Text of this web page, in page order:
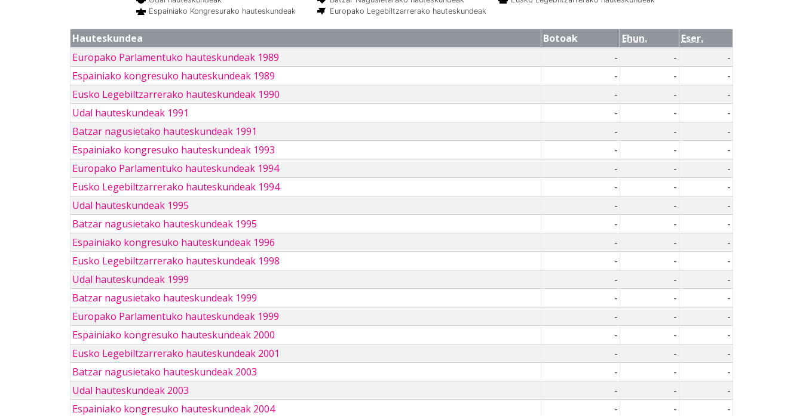
Espainiako Kongresurako hauteskundeak
Europako Legebiltzarrerako hauteskundeak
Hauteskundea Botoak Ehun.
Eser.
Europako Parlamentuko hauteskundeak 1989
- -
-
Espainiako kongresuko hauteskundeak 1989
- -
-
Eusko Legebiltzarrerako hauteskundeak 1990
- -
-
Udal hauteskundeak 1991
- -
-
Batzar nagusietako hauteskundeak 1991
- -
-
Espainiako kongresuko hauteskundeak 1993
- -
-
Europako Parlamentuko hauteskundeak 1994
- -
-
Eusko Legebiltzarrerako hauteskundeak 1994
- -
-
Udal hauteskundeak 1995
- -
-
Batzar nagusietako hauteskundeak 1995
- -
-
Espainiako kongresuko hauteskundeak 1996
- -
-
Eusko Legebiltzarrerako hauteskundeak 1998
- -
-
Udal hauteskundeak 1999
- -
-
Batzar nagusietako hauteskundeak 1999
- -
-
Europako Parlamentuko hauteskundeak 1999
- -
-
Espainiako kongresuko hauteskundeak 2000
- -
-
Eusko Legebiltzarrerako hauteskundeak 2001
- -
-
Batzar nagusietako hauteskundeak 2003
- -
-
Udal hauteskundeak 2003
- -
-
Espainiako kongresuko hauteskundeak 2004
- -
-